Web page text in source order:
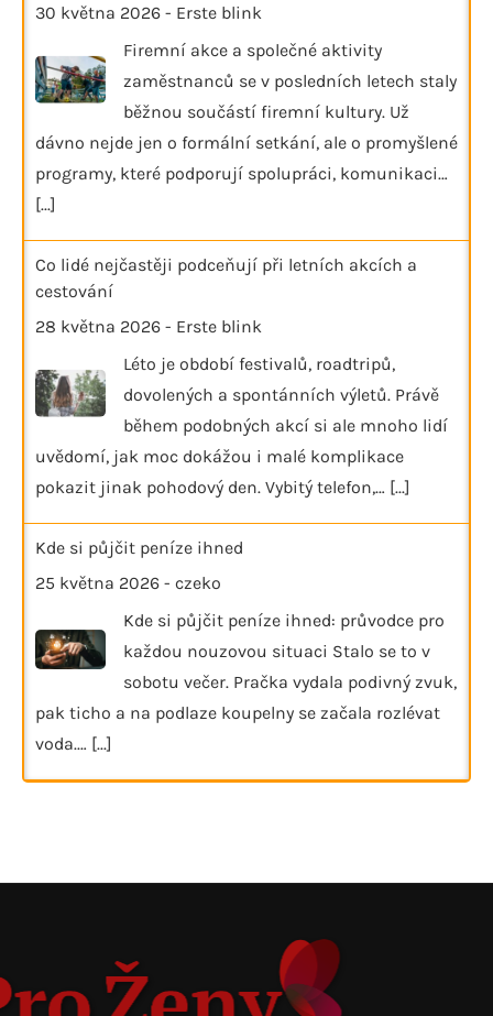
30 května 2026 - Erste blink
Firemní akce a společné aktivity
zaměstnanců se v posledních letech staly
běžnou součástí firemní kultury. Už
dávno nejde jen o formální setkání, ale o promyšlené
programy, které podporují spolupráci, komunikaci…
[...]
Co lidé nejčastěji podceňují při letních akcích a
cestování
28 května 2026 - Erste blink
Léto je období festivalů, roadtripů,
dovolených a spontánních výletů. Právě
během podobných akcí si ale mnoho lidí
uvědomí, jak moc dokážou i malé komplikace
pokazit jinak pohodový den. Vybitý telefon,… [...]
Kde si půjčit peníze ihned
25 května 2026 - czeko
Kde si půjčit peníze ihned: průvodce pro
každou nouzovou situaci Stalo se to v
sobotu večer. Pračka vydala podivný zvuk,
pak ticho a na podlaze koupelny se začala rozlévat
voda.… [...]